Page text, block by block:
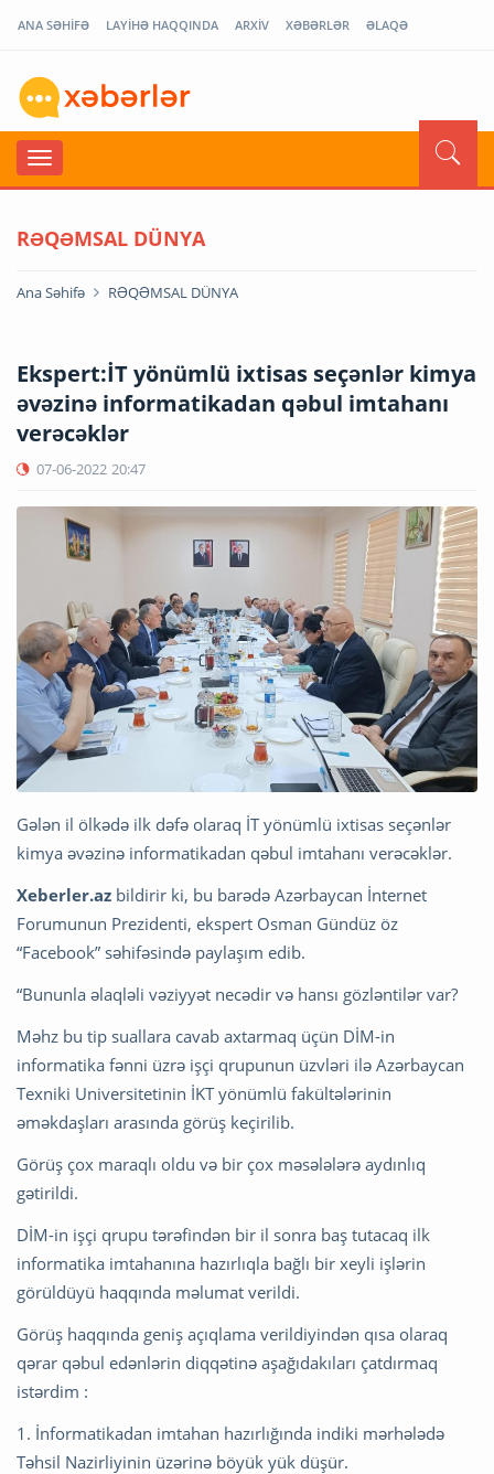
ANA SƏHİFƏ LAYİHƏ HAQQINDA ARXİV XƏBƏRLƏR ƏLAQƏ
RƏQƏMSAL DÜNYA
Ana Səhifə RƏQƏMSAL DÜNYA
Ekspert:İT yönümlü ixtisas seçənlər kimya
əvəzinə informatikadan qəbul imtahanı
verəcəklər
07-06-2022 20:47
Gələn il ölkədə ilk dəfə olaraq İT yönümlü ixtisas seçənlər
kimya əvəzinə informatikadan qəbul imtahanı verəcəklər.
Xeberler.az bildirir ki, bu barədə Azərbaycan İnternet
Forumunun Prezidenti, ekspert Osman Gündüz öz
“Facebook” səhifəsində paylaşım edib.
“Bununla əlaqləli vəziyyət necədir və hansı gözləntilər var?
Məhz bu tip suallara cavab axtarmaq üçün DİM-in
informatika fənni üzrə işçi qrupunun üzvləri ilə Azərbaycan
Texniki Universitetinin İKT yönümlü fakültələrinin
əməkdaşları arasında görüş keçirilib.
Görüş çox maraqlı oldu və bir çox məsələlərə aydınlıq
gətirildi.
DİM-in işçi qrupu tərəfindən bir il sonra baş tutacaq ilk
informatika imtahanına hazırlıqla bağlı bir xeyli işlərin
görüldüyü haqqında məlumat verildi.
Görüş haqqında geniş açıqlama verildiyindən qısa olaraq
qərar qəbul edənlərin diqqətinə aşağıdakıları çatdırmaq
istərdim :
1. İnformatikadan imtahan hazırlığında indiki mərhələdə
Təhsil Nazirliyinin üzərinə böyük yük düşür.